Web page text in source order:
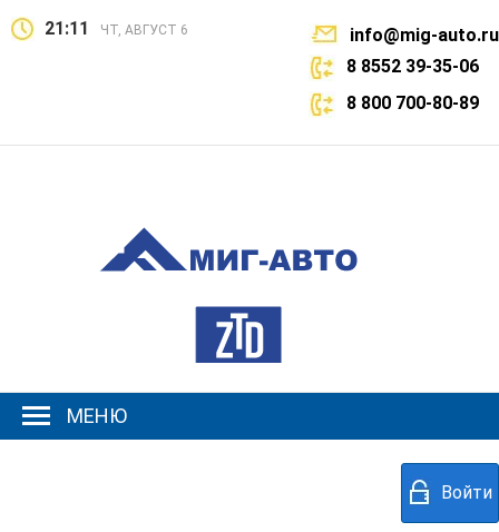
21:11 ЧТ, АВГУСТ 6
info@mig-auto.ru
8 8552 39-35-06
8 800 700-80-89
МЕНЮ
Войти